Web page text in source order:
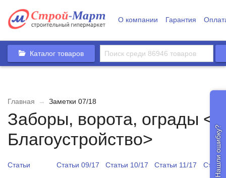
О компании Гарантия
Каталог товаров
Главная → Заметки 07/18
Заборы, ворота, ограды
Благоустройство>
Статьи Статьи 09/17 Статьи 10/17 Статьи 11/17 Нашли ошибку?